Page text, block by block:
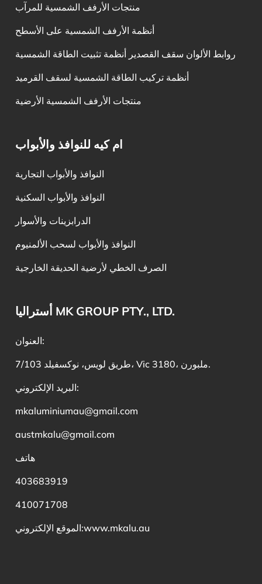
منتجات الأرفف الشمسية للمرآب
أنظمة الأرفف الشمسية على الأسطح
روابط الألوان سقف القصدير أنظمة تثبيت الطاقة الشمسية
أنظمة تركيب الطاقة الشمسية لسقف القرميد
منتجات الأرفف الشمسية الأرضية
ام كيه للنوافذ والأبواب
النوافذ والأبواب التجارية
النوافذ والأبواب السكنية
الدرابزينات والأسوار
النوافذ والأبواب لسحب الألمنيوم
الصرف الخطي لأرضية الحديقة الخارجية
أستراليا MK GROUP PTY., LTD.
العنوان:
7/103 طريق لويس، نوكسفيلد، Vic 3180، ملبورن.
البريد الإلكتروني:
mkaluminiumau@gmail.com
austmkalu@gmail.com
هاتف
403683919
410071708
الموقع الإلكتروني:www.mkalu.au